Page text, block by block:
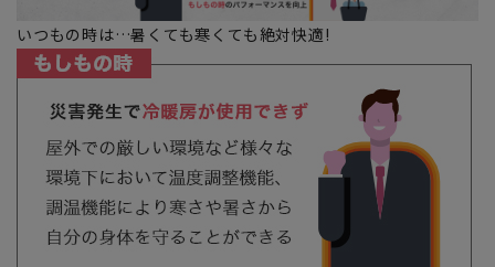
いつもの時は…暑くても寒くても絶対快適!